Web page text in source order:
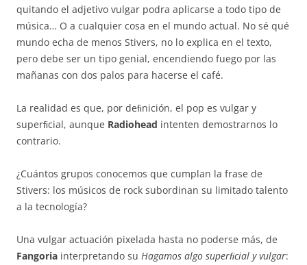
quitando el adjetivo vulgar podra aplicarse a todo tipo de
música… O a cualquier cosa en el mundo actual. No sé qué
mundo echa de menos Stivers, no lo explica en el texto,
pero debe ser un tipo genial, encendiendo fuego por las
mañanas con dos palos para hacerse el café.
La realidad es que, por deﬁnición, el pop es vulgar y
superﬁcial, aunque Radiohead intenten demostrarnos lo
contrario.
¿Cuántos grupos conocemos que cumplan la frase de
Stivers: los músicos de rock subordinan su limitado talento
a la tecnología?
Una vulgar actuación pixelada hasta no poderse más, de
Fangoria interpretando su Hagamos algo superﬁcial y vulgar: